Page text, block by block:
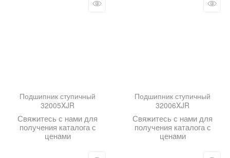
Подшипник ступичный
32005XJR
Свяжитесь с нами для
получения каталога с
ценами
Подшипник ступичный
32006XJR
Свяжитесь с нами для
получения каталога с
ценами